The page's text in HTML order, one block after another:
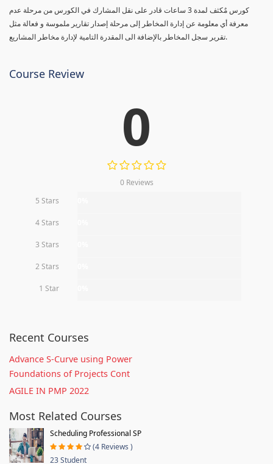
كورس مٌكثف لمدة 3 ساعات قادر على نقل المشارك في الكورس من مرحلة عدم
معرفة أي معلومة عن إدارة المخاطر إلى مرحلة إصدار تقارير ملموسة و فعالة مثل
تقرير سجل المخاطر بالإضافة الى المقدرة التامية لإدارة مخاطر المشاريع.
Course Review
0
0 Reviews
5 Stars
4 Stars
3 Stars
2 Stars
1 Star
Recent Courses
Advance S-Curve using Power
Foundations of Projects Cont
AGILE IN PMP 2022
Most Related Courses
Scheduling Professional SP
(4 Reviews )
23 Student